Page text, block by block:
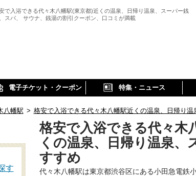
で入浴できる代々木八幡駅(東京都)近くの温泉、日帰り温泉、スーパー銭
スパ、 サウナ、銭湯の割引クーポン、口コミが満載
電子チケット・クーポン 特集・ニュース
八幡駅 > 格安で入浴できる代々木八幡駅近くの温泉、日帰り
格安で入浴できる代々木
くの温泉、日帰り温泉、
すすめ
代々木八幡駅は東京都渋谷区にある小田急電鉄
す